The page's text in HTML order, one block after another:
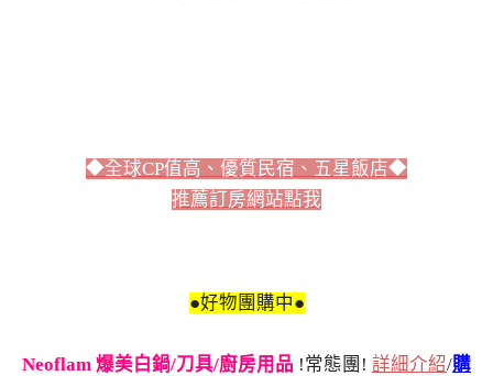
◆全球CP值高、優質民宿、五星飯店◆
推薦訂房網站點我
●好物團購中●
Neoflam 爆美白鍋/刀具/廚房用品 !常態團! 詳細介紹/購